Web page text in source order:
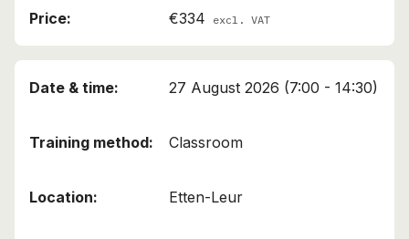
€334 excl. VAT
27 August 2026 (7:00 - 14:30)
Classroom
Etten-Leur